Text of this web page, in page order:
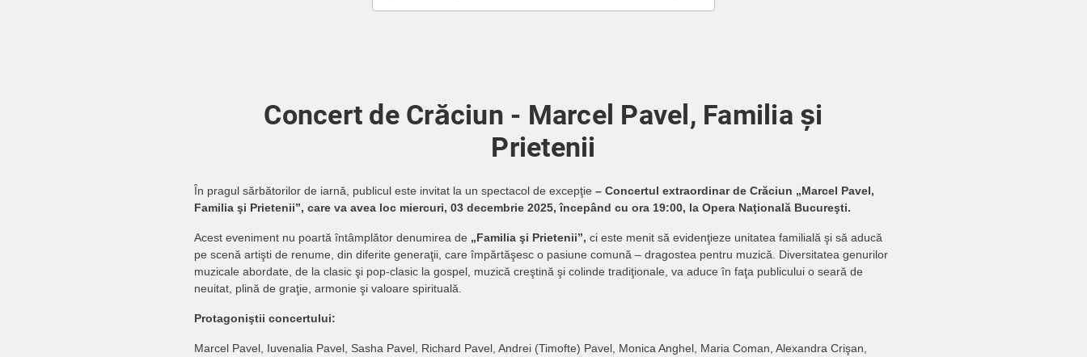
Concert de Crăciun - Marcel Pavel, Familia și
Prietenii
În pragul sărbătorilor de iarnă, publicul este invitat la un spectacol de excepţie – Concertul extraordinar de Crăciun „Marcel Pavel,
Familia şi Prietenii”, care va avea loc miercuri, 03 decembrie 2025, începând cu ora 19:00, la Opera Naţională Bucureşti.
Acest eveniment nu poartă întâmplător denumirea de „Familia şi Prietenii”, ci este menit să evidenţieze unitatea familială şi să aducă
pe scenă artişti de renume, din diferite generaţii, care împărtăşesc o pasiune comună – dragostea pentru muzică. Diversitatea genurilor
muzicale abordate, de la clasic şi pop-clasic la gospel, muzică creştină şi colinde tradiţionale, va aduce în faţa publicului o seară de
neuitat, plină de graţie, armonie şi valoare spirituală.
Protagoniştii concertului:
Marcel Pavel, Iuvenalia Pavel, Sasha Pavel, Richard Pavel, Andrei (Timofte) Pavel, Monica Anghel, Maria Coman, Alexandra Crişan,